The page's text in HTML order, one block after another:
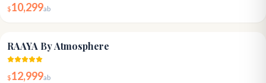
$10,299ab
RAAYA By Atmosphere
$12,999ab